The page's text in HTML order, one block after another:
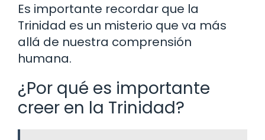
Es importante recordar que la
Trinidad es un misterio que va más
allá de nuestra comprensión
humana.
¿Por qué es importante
creer en la Trinidad?